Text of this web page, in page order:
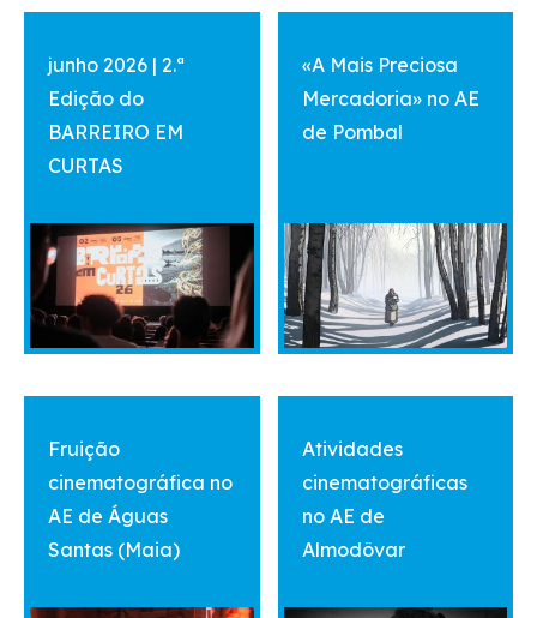
junho 2026 | 2.ª
Edição do
BARREIRO EM
CURTAS
«A Mais Preciosa
Mercadoria» no AE
de Pombal
Fruição
cinematográfica no
AE de Águas
Santas (Maia)
Atividades
cinematográficas
no AE de
Almodôvar